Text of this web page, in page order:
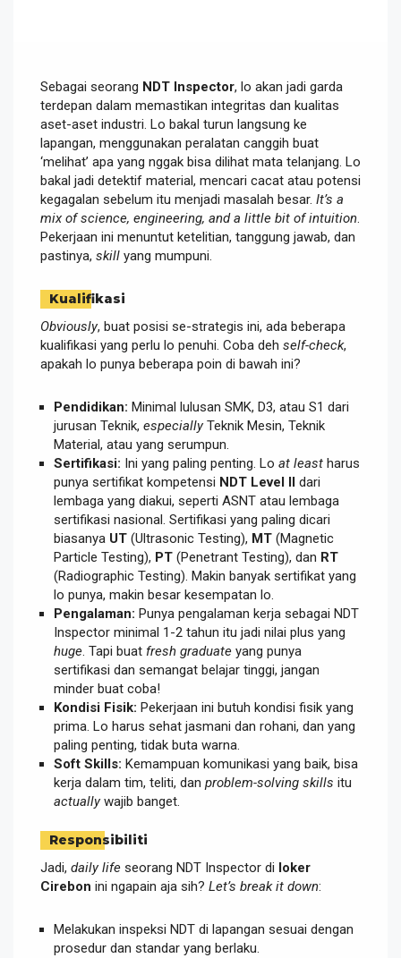
Sebagai seorang NDT Inspector, lo akan jadi garda
terdepan dalam memastikan integritas dan kualitas
aset-aset industri. Lo bakal turun langsung ke
lapangan, menggunakan peralatan canggih buat
‘melihat’ apa yang nggak bisa dilihat mata telanjang. Lo
bakal jadi detektif material, mencari cacat atau potensi
kegagalan sebelum itu menjadi masalah besar. It’s a
mix of science, engineering, and a little bit of intuition
Pekerjaan ini menuntut ketelitian, tanggung jawab, dan
pastinya, skill yang mumpuni.
Kualifikasi
Obviously, buat posisi se-strategis ini, ada beberapa
kualifikasi yang perlu lo penuhi. Coba deh self-check,
apakah lo punya beberapa poin di bawah ini?
Pendidikan: Minimal lulusan SMK, D3, atau S1 dari
jurusan Teknik, especiallyTeknik Mesin, Teknik
Material, atau yang serumpun.
Sertifikasi: Ini yang paling penting. Lo at least harus
punya sertifikat kompetensi NDT Level II dari
lembaga yang diakui, seperti ASNT atau lembaga
sertifikasi nasional. Sertifikasi yang paling dicari
biasanya UT (Ultrasonic Testing), MT (Magnetic
Particle Testing), PT (Penetrant Testing), dan RT
(Radiographic Testing). Makin banyak sertifikat yang
lo punya, makin besar kesempatan lo.
Pengalaman: Punya pengalaman kerja sebagai NDT
Inspector minimal 1-2 tahun itu jadi nilai plus yang
huge . Tapi buat fresh graduate yang punya
sertifikasi dan semangat belajar tinggi, jangan
minder buat coba!
Kondisi Fisik: Pekerjaan ini butuh kondisi fisik yang
prima. Lo harus sehat jasmani dan rohani, dan yang
paling penting, tidak buta warna.
Soft Skills: Kemampuan komunikasi yang baik, bisa
kerja dalam tim, teliti, dan problem-solving skills itu
actuallywajib banget.
Responsibiliti
Jadi, daily life seorang NDT Inspector di loker
Cirebon ini ngapain aja sih? Let’s break it down:
Melakukan inspeksi NDT di lapangan sesuai dengan
prosedur dan standar yang berlaku.